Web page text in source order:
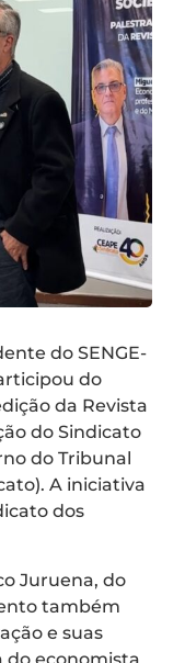
do SENGE-
do
da Revista
do Sindicato
do Tribunal
A iniciativa
dos
Juruena, do
também
e suas
do economista